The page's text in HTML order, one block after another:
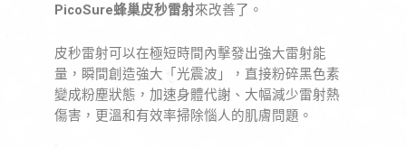
PicoSure蜂巢皮秒雷射來改善了。
皮秒雷射可以在極短時間內擊發出強大雷射能
量，瞬間創造強大「光震波」，直接粉碎黑色素
變成粉塵狀態，加速身體代謝、大幅減少雷射熱
傷害，更溫和有效率掃除惱人的肌膚問題。